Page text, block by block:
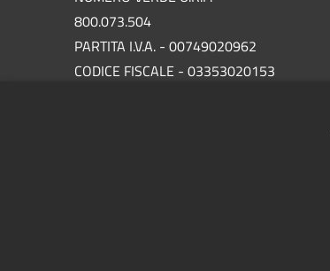
800.073.504
PARTITA I.V.A. - 00749020962
CODICE FISCALE - 03353020153